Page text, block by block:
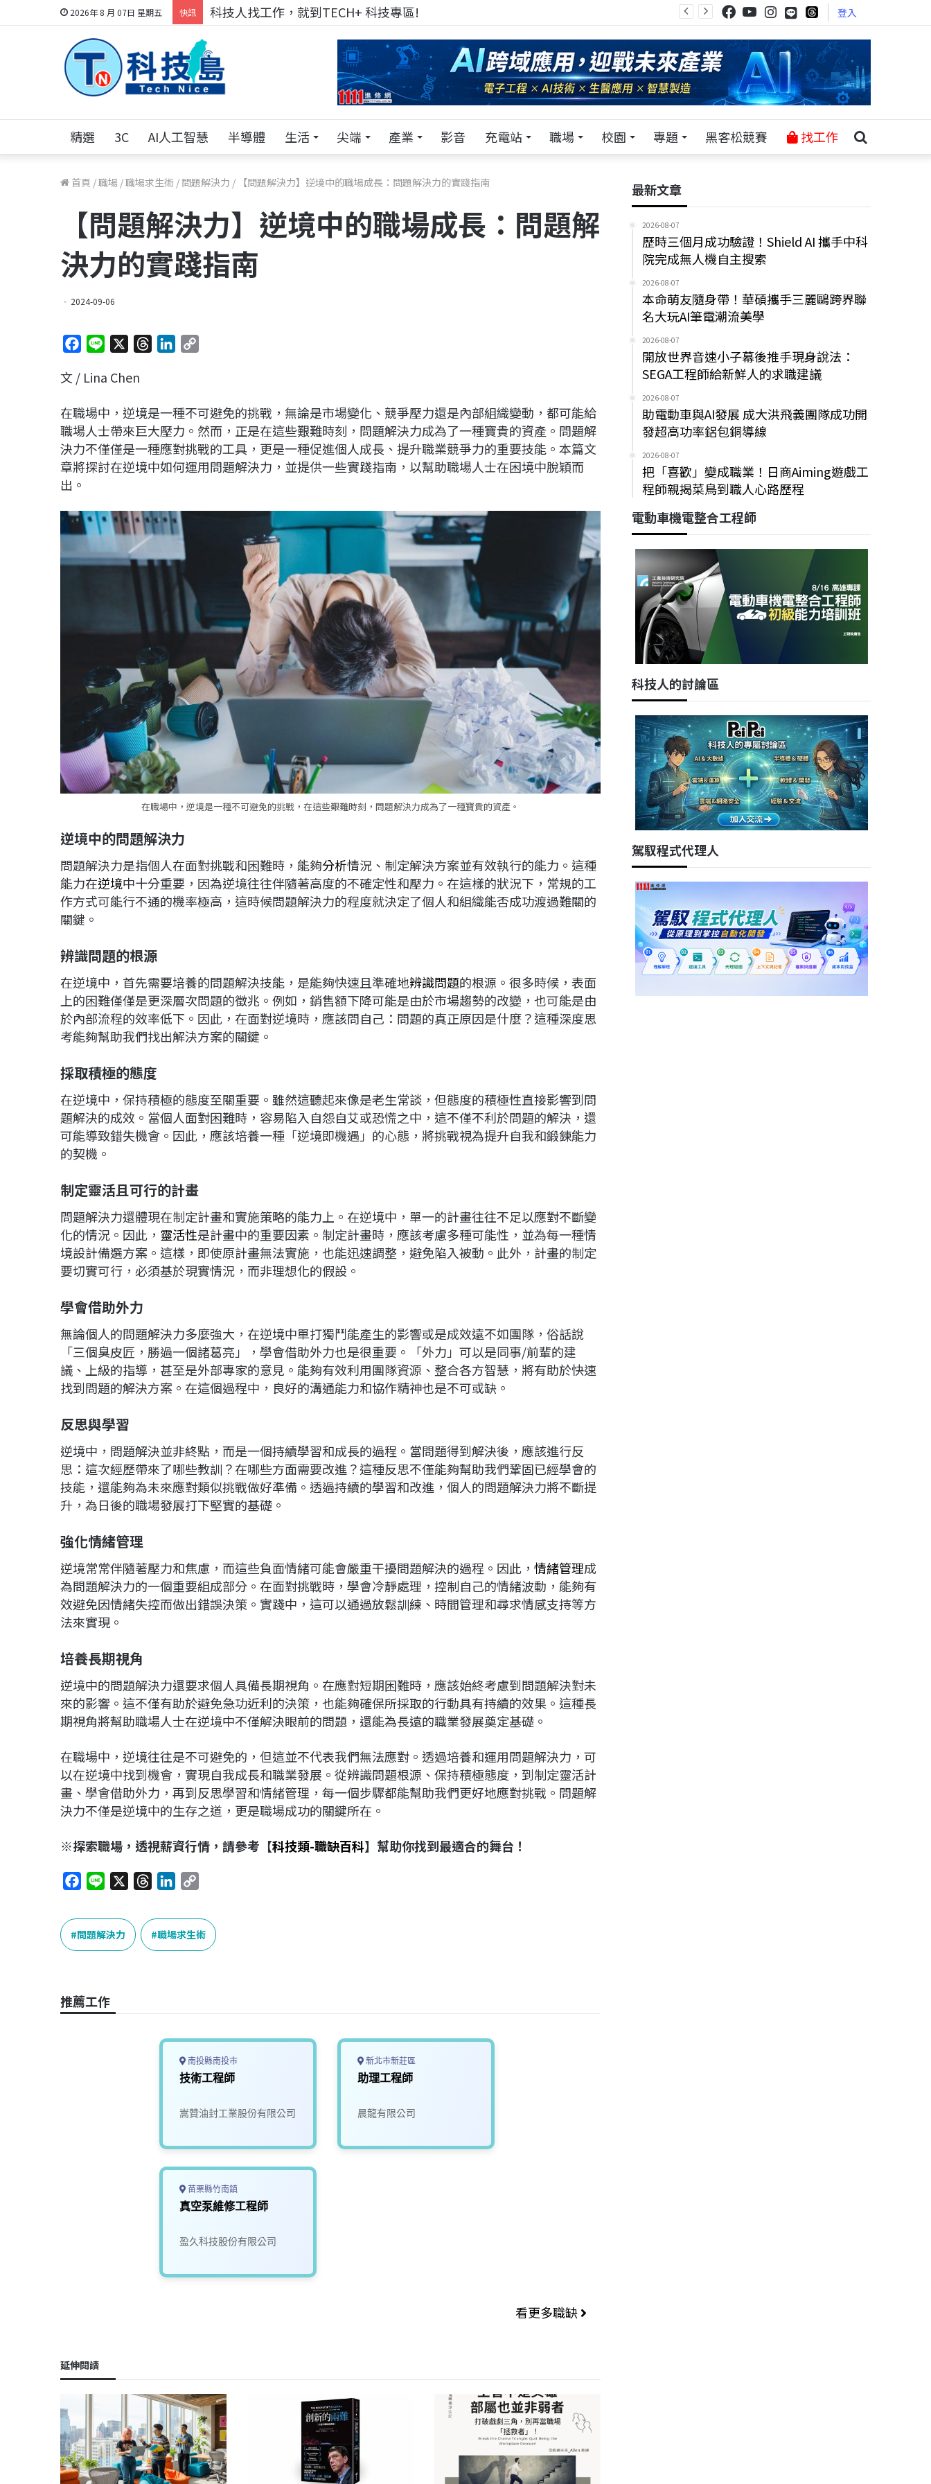
2026年 8 月 07日 星期五 快訊 科技人找工作，就到TECH+ 科技專區! 登入
精選 3C AI人工智慧 半導體 生活 尖端 產業 影音 充電站 職場 校園 專題 黑客松競賽 找工作
首頁 /職場 /職場求生術 / 問題解決力 / 【問題解決力】逆境中的職場成長：問題解決力的實踐指南
【問題解決力】逆境中的職場成長：問題解
決力的實踐指南
2024-09-06
c
b
o
o
k
n
a
d
s
e
d
I
n
L
i
n
k
文 / Lina Chen
在職場中，逆境是一種不可避免的挑戰，無論是市場變化、競爭壓力還是內部組織變動，都可能給
職場人士帶來巨大壓力。然而，正是在這些艱難時刻，問題解決力成為了一種寶貴的資產。問題解
決力不僅僅是一種應對挑戰的工具，更是一種促進個人成長、提升職業競爭力的重要技能。本篇文
章將探討在逆境中如何運用問題解決力，並提供一些實踐指南，以幫助職場人士在困境中脫穎而
出。
在職場中，逆境是一種不可避免的挑戰，在這些艱難時刻，問題解決力成為了一種寶貴的資產。
逆境中的問題解決力
問題解決力是指個人在面對挑戰和困難時，能夠分析情況、制定解決方案並有效執行的能力。這種
能力在逆境中十分重要，因為逆境往往伴隨著高度的不確定性和壓力。在這樣的狀況下，常規的工
作方式可能行不通的機率極高，這時候問題解決力的程度就決定了個人和組織能否成功渡過難關的
關鍵。
辨識問題的根源
在逆境中，首先需要培養的問題解決技能，是能夠快速且準確地辨識問題的根源。很多時候，表面
上的困難僅僅是更深層次問題的徵兆。例如，銷售額下降可能是由於市場趨勢的改變，也可能是由
於內部流程的效率低下。因此，在面對逆境時，應該問自己：問題的真正原因是什麼？這種深度思
考能夠幫助我們找出解決方案的關鍵。
採取積極的態度
在逆境中，保持積極的態度至關重要。雖然這聽起來像是老生常談，但態度的積極性直接影響到問
題解決的成效。當個人面對困難時，容易陷入自怨自艾或恐慌之中，這不僅不利於問題的解決，還
可能導致錯失機會。因此，應該培養一種「逆境即機遇」的心態，將挑戰視為提升自我和鍛鍊能力
的契機。
制定靈活且可行的計畫
問題解決力還體現在制定計畫和實施策略的能力上。在逆境中，單一的計畫往往不足以應對不斷變
化的情況。因此， 靈活性是計畫中的重要因素。制定計畫時，應該考慮多種可能性，並為每一種情
境設計備選方案。這樣，即使原計畫無法實施，也能迅速調整，避免陷入被動。此外，計畫的制定
要切實可行，必須基於現實情況，而非理想化的假設。
學會借助外力
無論個人的問題解決力多麼強大，在逆境中單打獨鬥能產生的影響或是成效遠不如團隊，俗話說
「三個臭皮匠，勝過一個諸葛亮」，學會借助外力也是很重要。「外力」可以是同事/前輩的建
議、上級的指導，甚至是外部專家的意見。能夠有效利用團隊資源、整合各方智慧，將有助於快速
找到問題的解決方案。在這個過程中，良好的溝通能力和協作精神也是不可或缺。
反思與學習
逆境中，問題解決並非終點，而是一個持續學習和成長的過程。當問題得到解決後，應該進行反
思：這次經歷帶來了哪些教訓？在哪些方面需要改進？這種反思不僅能夠幫助我們鞏固已經學會的
技能，還能夠為未來應對類似挑戰做好準備。透過持續的學習和改進，個人的問題解決力將不斷提
升，為日後的職場發展打下堅實的基礎。
強化情緒管理
逆境常常伴隨著壓力和焦慮，而這些負面情緒可能會嚴重干擾問題解決的過程。因此， 情緒管理成
為問題解決力的一個重要組成部分。在面對挑戰時，學會冷靜處理，控制自己的情緒波動，能夠有
效避免因情緒失控而做出錯誤決策。實踐中，這可以通過放鬆訓練、時間管理和尋求情感支持等方
法來實現。
培養長期視角
逆境中的問題解決力還要求個人具備長期視角。在應對短期困難時，應該始終考慮到問題解決對未
來的影響。這不僅有助於避免急功近利的決策，也能夠確保所採取的行動具有持續的效果。這種長
期視角將幫助職場人士在逆境中不僅解決眼前的問題，還能為長遠的職業發展奠定基礎。
在職場中，逆境往往是不可避免的，但這並不代表我們無法應對。透過培養和運用問題解決力，可
以在逆境中找到機會，實現自我成長和職業發展。從辨識問題根源、保持積極態度，到制定靈活計
畫、學會借助外力，再到反思學習和情緒管理，每一個步驟都能幫助我們更好地應對挑戰。問題解
決力不僅是逆境中的生存之道，更是職場成功的關鍵所在。
※探索職場，透視薪資行情，請參考【科技類-職缺百科】幫助你找到最適合的舞台！
c
e
b
k
n
e
r
e
a
n
k
e
p
y
L
問題解決力 職場求生術
推薦工作
南投縣南投市
技術工程師
嵩贊油封工業股份有限公司
苗栗縣竹南鎮
真空泵維修工程師
盈久科技股份有限公司
新北市新莊區
助理工程師
晨龍有限公司
看更多職缺
延伸閱讀
最新文章
2026-08-07
歷時三個月成功驗證！Shield AI 攜手中科
院完成無人機自主搜索
2026-08-07
本命萌友隨身帶！華碩攜手三麗鷗跨界聯
名大玩AI筆電潮流美學
2026-08-07
開放世界音速小子幕後推手現身說法：
SEGA工程師給新鮮人的求職建議
2026-08-07
助電動車與AI發展 成大洪飛義團隊成功開
發超高功率鋁包銅導線
2026-08-07
把「喜歡」變成職業！日商Aiming遊戲工
程師親揭菜鳥到職人心路歷程
電動車機電整合工程師
科技人的討論區
駕馭程式代理人